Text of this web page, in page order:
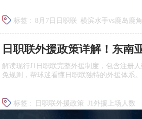
标签 : 8月7日日职联 横滨水手vs鹿岛鹿角
日职联前瞻 日职联
日职联外援政策详解！东南
解读现行J1日职联完整外援制度，包含注册
免规则，帮球迷看懂日职联独特的外援体系。
标签 : 日职联外援政策 J1外援上场人数